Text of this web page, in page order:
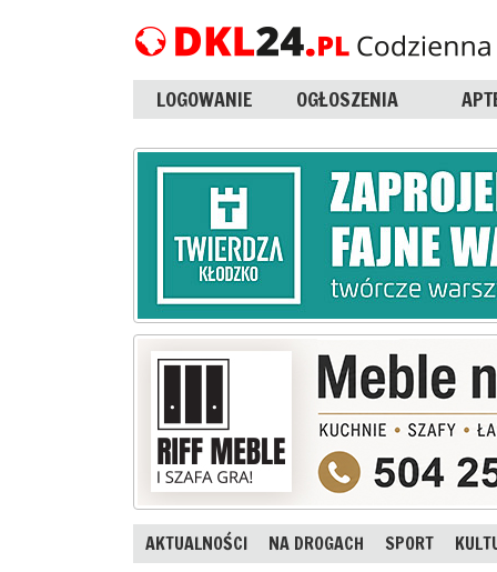
LOGOWANIE OGŁOSZENIA
AKTUALNOŚCI NA DROGACH SPORT